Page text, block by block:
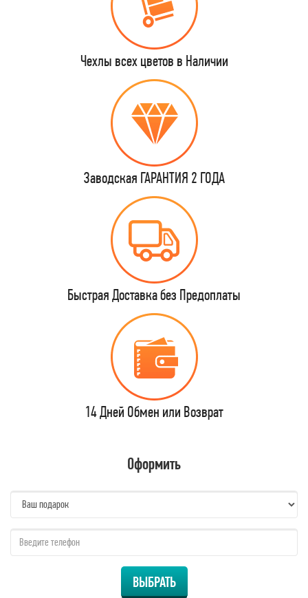
Чехлы всех цветов в Наличии
Заводская ГАРАНТИЯ 2 ГОДА
Быстрая Доставка без Предоплаты
14 Дней Обмен или Возврат
Оформить
ВЫБРАТЬ